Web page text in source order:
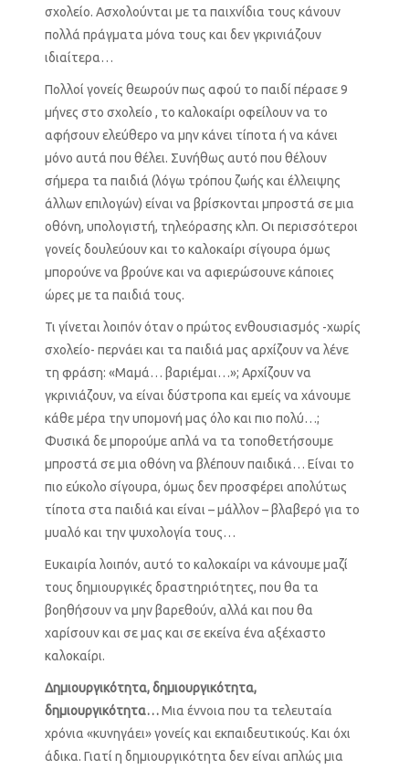
σχολείο. Ασχολούνται με τα παιχνίδια τους κάνουν
πολλά πράγματα μόνα τους και δεν γκρινιάζουν
ιδιαίτερα…
Πολλοί γονείς θεωρούν πως αφού το παιδί πέρασε 9
μήνες στο σχολείο , το καλοκαίρι οφείλουν να το
αφήσουν ελεύθερο να μην κάνει τίποτα ή να κάνει
μόνο αυτά που θέλει. Συνήθως αυτό που θέλουν
σήμερα τα παιδιά (λόγω τρόπου ζωής και έλλειψης
άλλων επιλογών) είναι να βρίσκονται μπροστά σε μια
οθόνη, υπολογιστή, τηλεόρασης κλπ. Οι περισσότεροι
γονείς δουλεύουν και το καλοκαίρι σίγουρα όμως
μπορούνε να βρούνε και να αφιερώσουνε κάποιες
ώρες με τα παιδιά τους.
Τι γίνεται λοιπόν όταν ο πρώτος ενθουσιασμός -χωρίς
σχολείο- περνάει και τα παιδιά μας αρχίζουν να λένε
τη φράση: «Μαμά… βαριέμαι…»; Αρχίζουν να
γκρινιάζουν, να είναι δύστροπα και εμείς να χάνουμε
κάθε μέρα την υπομονή μας όλο και πιο πολύ…;
Φυσικά δε μπορούμε απλά να τα τοποθετήσουμε
μπροστά σε μια οθόνη να βλέπουν παιδικά… Είναι το
πιο εύκολο σίγουρα, όμως δεν προσφέρει απολύτως
τίποτα στα παιδιά και είναι – μάλλον – βλαβερό για το
μυαλό και την ψυχολογία τους…
Ευκαιρία λοιπόν, αυτό το καλοκαίρι να κάνουμε μαζί
τους δημιουργικές δραστηριότητες, που θα τα
βοηθήσουν να μην βαρεθούν, αλλά και που θα
χαρίσουν και σε μας και σε εκείνα ένα αξέχαστο
καλοκαίρι.
Δημιουργικότητα, δημιουργικότητα,
δημιουργικότητα…Μια έννοια που τα τελευταία
χρόνια «κυνηγάει» γονείς και εκπαιδευτικούς. Και όχι
άδικα. Γιατί η δημιουργικότητα δεν είναι απλώς μια